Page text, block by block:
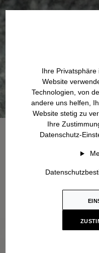
Ihre Privatsphäre
Website
Technologien, von
andere uns helfen,
Website stetig zu
Ihre
Datenschutz-